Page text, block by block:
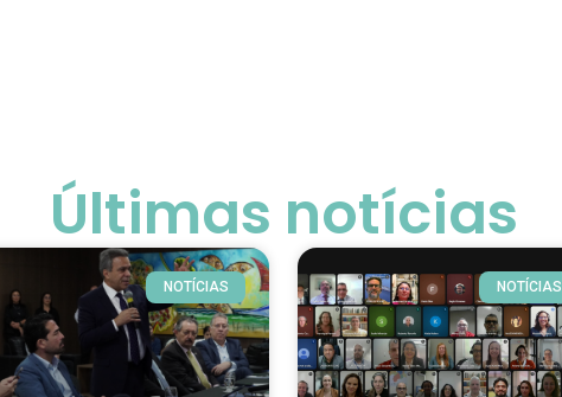
Últimas notícias
NOTÍCIAS NOTÍCIAS